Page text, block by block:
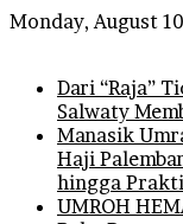
Monday, August
Dari “Raja”
Salwaty
Manasik
Haji
hingga
UMROH